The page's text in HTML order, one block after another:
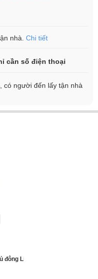
nhà. Chi tiết
cần số điện thoại
, có người đến lấy tận nhà
đông Liebherr SWTNes 4285,